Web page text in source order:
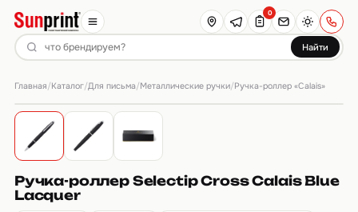
Найти
0
Главная/Каталог/Для письма/Металлические ручки/Ручка-роллер «Calais»
Ручка-роллер Selectip Cross Calais Blue
Lacquer